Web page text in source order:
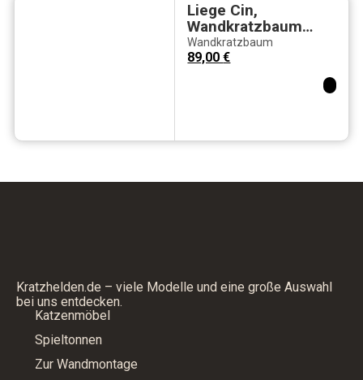
Liege Cin,
Wandkratzbaum
Element aus
Kautschukbaumholz
Wandkratzbaum
89,00€
Kratzhelden.de – viele Modelle und eine große Auswahl
bei uns entdecken.
Katzenmöbel
Spieltonnen
Zur Wandmontage